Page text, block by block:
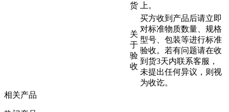
货
上。
关
于
验
收
买方收到产品后请立即
对标准物质数量、规格
型号、包装等进行标准
验收。若有问题请在收
到货3天内联系客服，
未提出任何异议，则视
为收讫。
相关产品